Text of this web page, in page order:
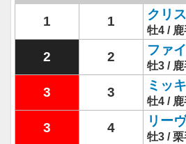
1 1 クリ
牡4 /
2 2 ファ
牡3 /
3 3 ミッ
牡4 /
3 4 リー
牡3 /